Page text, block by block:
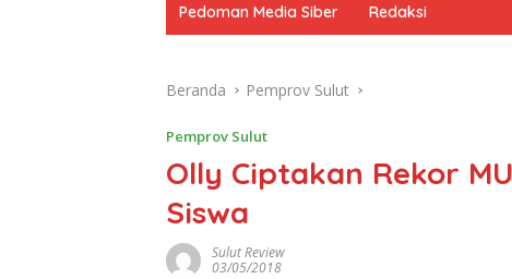
Pedoman Media Siber Redaksi
Beranda Pemprov Sulut
Pemprov Sulut
Olly Ciptakan Rekor
Siswa
Sulut Review
03/05/2018